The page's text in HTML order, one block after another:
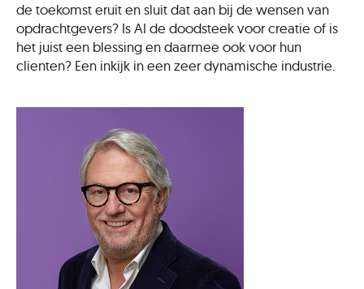
de toekomst eruit en sluit dat aan bij de wensen van
opdrachtgevers? Is AI de doodsteek voor creatie of is
het juist een blessingen daarmee ook voor hun
clienten? Een inkijk in een zeer dynamische industrie.